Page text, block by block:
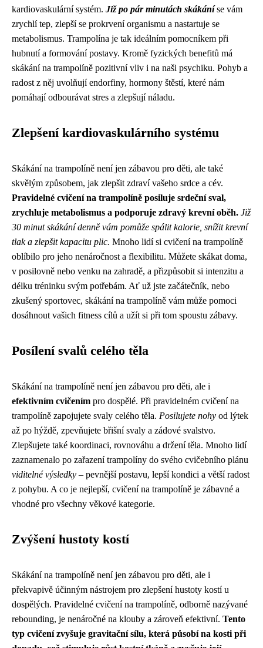
kardiovaskulární systém. Již po pár minutách skákáníse vám
zrychlí tep, zlepší se prokrvení organismu a nastartuje se
metabolismus. Trampolína je tak ideálním pomocníkem při
hubnutí a formování postavy. Kromě fyzických benefitů má
skákání na trampolíně pozitivní vliv i na naši psychiku. Pohyb a
radost z něj uvolňují endorfiny, hormony štěstí, které nám
pomáhají odbourávat stres a zlepšují náladu.
Zlepšení kardiovaskulárního systému
Skákání na trampolíně není jen zábavou pro děti, ale také
skvělým způsobem, jak zlepšit zdraví vašeho srdce a cév.
Pravidelné cvičení na trampolíně posiluje srdeční sval,
zrychluje metabolismus a podporuje zdravý krevní oběh. Již
30 minut skákání denně vám pomůže spálit kalorie, snížit krevní
tlak a zlepšit kapacitu plic. Mnoho lidí si cvičení na trampolíně
oblíbilo pro jeho nenáročnost a flexibilitu. Můžete skákat doma,
v posilovně nebo venku na zahradě, a přizpůsobit si intenzitu a
délku tréninku svým potřebám. Ať už jste začátečník, nebo
zkušený sportovec, skákání na trampolíně vám může pomoci
dosáhnout vašich fitness cílů a užít si při tom spoustu zábavy.
Posílení svalů celého těla
Skákání na trampolíně není jen zábavou pro děti, ale i
efektivním cvičením pro dospělé. Při pravidelném cvičení na
trampolíně zapojujete svaly celého těla. Posilujete nohy od lýtek
až po hýždě, zpevňujete břišní svaly a zádové svalstvo.
Zlepšujete také koordinaci, rovnováhu a držení těla. Mnoho lidí
zaznamenalo po zařazení trampolíny do svého cvičebního plánu
viditelné výsledky – pevnější postavu, lepší kondici a větší radost
z pohybu. A co je nejlepší, cvičení na trampolíně je zábavné a
vhodné pro všechny věkové kategorie.
Zvýšení hustoty kostí
Skákání na trampolíně není jen zábavou pro děti, ale i
překvapivě účinným nástrojem pro zlepšení hustoty kostí u
dospělých. Pravidelné cvičení na trampolíně, odborně nazývané
rebounding, je nenáročné na klouby a zároveň efektivní. Tento
typ cvičení zvyšuje gravitační sílu, která působí na kosti při